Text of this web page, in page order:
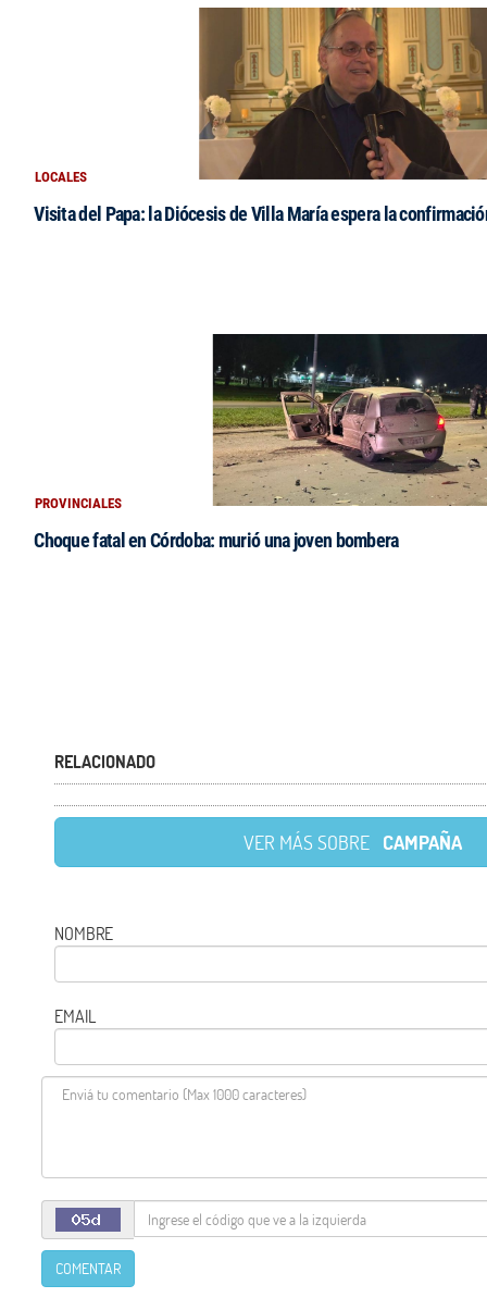
LOCALES
Visita del Papa: la Diócesis de Villa María espera la
PROVINCIALES
Choque fatal en Córdoba: murió una joven bombera
RELACIONADO
VER MÁS SOBRE CAMPAÑA
NOMBRE
EMAIL
COMENTAR